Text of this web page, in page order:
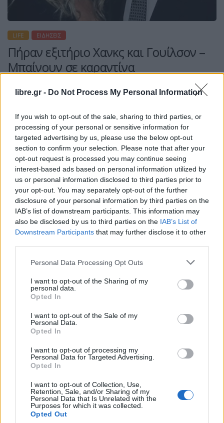
libre.gr - Do Not Process My Personal Information
If you wish to opt-out of the sale, sharing to third parties, or
processing of your personal or sensitive information for
targeted advertising by us, please use the below opt-out
section to confirm your selection. Please note that after your
opt-out request is processed you may continue seeing
interest-based ads based on personal information utilized by
us or personal information disclosed to third parties prior to
your opt-out. You may separately opt-out of the further
disclosure of your personal information by third parties on the
IAB’s list of downstream participants. This information may
also be disclosed by us to third parties on the IAB’s List of
Downstream Participants that may further disclose it to other
Personal Data Processing Opt Outs
I want to opt-out of the Sharing of my
personal data.
Opted In
I want to opt-out of the Sale of my
Personal Data.
Opted In
I want to opt-out of processing my
Personal Data for Targeted Advertising.
Opted In
I want to opt-out of Collection, Use,
Retention, Sale, and/or Sharing of my
Personal Data that Is Unrelated with the
Purposes for which it was collected.
Opted Out
LIFE ΕΙΔΉΣΕΙΣ
Πήραν εξιτήριο Χανκς και Γουίλσον –
Μπαίνουν σε καραντίνα
Η Συντακτική ομάδα του Libre
17 Μαρτίου, 2020
Όπως αναφέρει το Reuters, που επικαλείται το
περιοδικό People, το διάσημο ζευγάρι Τομ Χανκς
και Ρίτα Γουίλσο, που μολύνθηκε με τον κοροναϊό,
βγήκε από το νοσοκομείο στο Κουίνσλαντ και
ξεκουράζεται σε σπίτι που νοίκιασε στην περιοχή.
Ο βραβευμένος με Όσκαρ ηθοποιός και η
ελληνικής καταγωγής σύζυγός του, θα
παραμείνουν σε καραντίνα εντός της οικίας για
[…]